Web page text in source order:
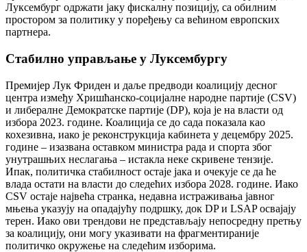
Луксембург одржати јаку фискалну позицију, са обилним
простором за политику у поређењу са већином европских
партнера.
Стабилно управљање у Луксембургу
Прeмијер Лук Фриден и даље предводи коалицију десног
центра између Хришћанско-социјалне народне партије (CSV)
и либералне Демократске партије (DP), која је на власти од
избора 2023. године. Коалиција се до сада показала као
кохезивна, иако је реконструкција кабинета у децембру 2025.
године – изазвана оставком министра рада и спорта због
унутрашњих неслагања – истакла неке скривене тензије.
Ипак, политичка стабилност остаје јака и очекује се да ће
влада остати на власти до следећих избора 2028. године. Иако
CSV остаје највећа странка, недавна истраживања јавног
мњења указују на опадајућу подршку, док DP и LSAP освајају
терен. Иако ови трендови не представљају непосредну претњу
за коалицију, они могу указивати на фрагментираније
политичко окружење на следећим изборима.